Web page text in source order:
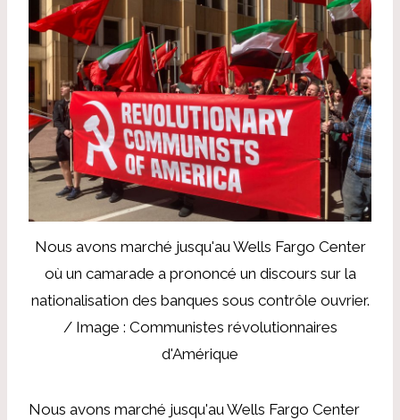
Nous avons marché jusqu'au Wells Fargo Center
où un camarade a prononcé un discours sur la
nationalisation des banques sous contrôle ouvrier.
/ Image : Communistes révolutionnaires
d'Amérique
Nous avons marché jusqu'au Wells Fargo Center